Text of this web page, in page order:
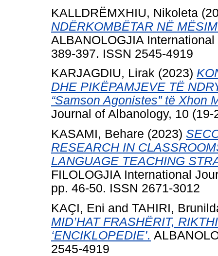
KALLDRËMXHIU, Nikoleta
NDËRKOMBËTAR NË
ALBANOLOGJIA
389-397. ISSN 2545-4919
KARJAGDIU, Lirak (2023)
DHE PIKËPAMJEVE TË
“Samson Agonistes” të Xhon
Journal of Albanology, 10
KASAMI, Behare (2023)
RESEARCH IN
LANGUAGE TEACHING
FILOLOGJIA International
pp. 46-50. ISSN 2671-3012
KAÇI, Eni and TAHIRI,
MID’HAT FRASHËRIT,
‘ENCIKLOPEDIE’.
2545-4919